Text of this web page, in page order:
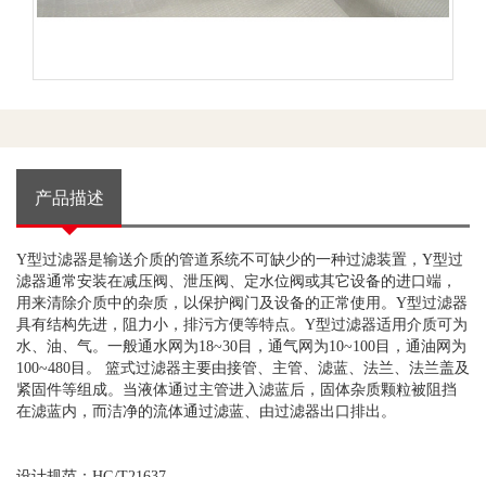
产品描述
Y型过滤器是输送介质的管道系统不可缺少的一种过滤装置， Y型过
滤器通常安装在减压阀、泄压阀、定水位阀或其它设备的进口端，
用来清除介质中的杂质，以保护阀门及设备的正常使用。 Y型过滤器
具有结构先进，阻力小，排污方便等特点。 Y型过滤器适用介质可为
水、油、气。一般通水网为18~30 目，通气网为10~100 目，通油网为
100~480 目。 篮式过滤器主要由接管、主管、滤蓝、法兰、法兰盖及
紧固件等组成。当液体通过主管进入滤蓝后，固体杂质颗粒被阻挡
在滤蓝内，而洁净的流体通过滤蓝、由过滤器出口排出。